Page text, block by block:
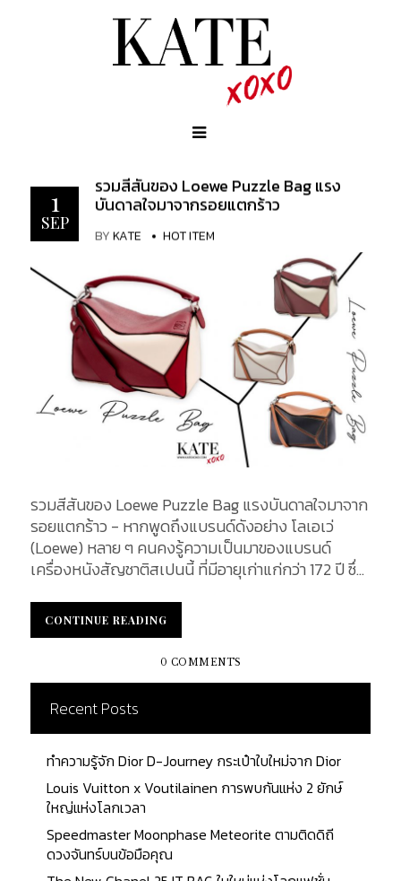
1
SEP
รวมสีสันของ Loewe Puzzle Bag แรง
บันดาลใจมาจากรอยแตกร้าว
BYKATE HOT ITEM
รวมสีสันของ Loewe Puzzle Bag แรงบันดาลใจมาจาก
รอยแตกร้าว - หากพูดถึงแบรนด์ดังอย่าง โลเอเว่
(Loewe) หลาย ๆ คนคงรู้ความเป็นมาของแบรนด์
เครื่องหนังสัญชาติสเปนนี้ ที่มีอายุเก่าแก่กว่า 172 ปี ซึ่ง
(Madrid) โดยได้ มิสเตอร์ เอ็นริเก โลเอเว่ โรเยสเบิร์ก
(Enrique Loewe Roessberg) ช่างฝีมือผู้ชำนาญการ
ด้านทักษะเครื่องหนังโดยเฉพาะ มาร่วมบริหารงานอีก
ด้วย และแน่นนอนว่า กระเป๋ารุ่นฮิตอย่าง Puzzle Bag
ได้รับตำแหน่ง ‘ไอคอนิกแบ๊ก’ (Iconic Bag) ของแบรนด์
ไปเป็นที่เรียบร้อย ด้วยเอกลักษณ์ที่โดดเด่นจากโลเอเว่
(Loewe) เป็นรุ่นยอดนิยมอันดับต้น ๆ ที่ถูกกล่าวถึง ซึ่ง
กระเป๋าใบนี้ดูจะเข้ากันได้ดีกับทุกไลฟ์สไตล์ในแต่ละวัน
ของสาว ๆ จนเรียกได้ว่า ขึ้นแท่น It bag ข้างกายของผู้
หญิงในยุคปัจจุบันเลยก็ว่าได้ และในวันนี้เราได้รวบรวม
สีของรุ่นนี้มาให้สาว ๆ ได้รับชมเป็นที่เรียบร้อยแล้ว 1.
COLOR ในปัจจุบันสีของกระเป๋ารุ่น Puzzle มีทั้งหมด
ถึง 45 สีด้วยกัน เรียกได้ว่า มีการผสมผสานสีต่าง ๆ
CONTINUE READING
CONTINUE READING
0 COMMENTS
Recent Posts
ทำความรู้จัก Dior D-Journey กระเป๋าใบใหม่จาก Dior
Louis Vuitton x Voutilainen การพบกันแห่ง 2 ยักษ์
ใหญ่แห่งโลกเวลา
Speedmaster Moonphase Meteorite ตามติดดิถี
ดวงจันทร์บนข้อมือคุณ